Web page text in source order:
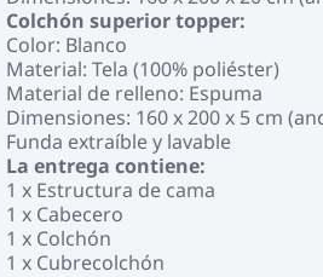
Colchón superior topper:
Color: Blanco
Material: Tela (100% poliéster)
Material de relleno: Espuma
Dimensiones: 160 x 200 x 5 cm
Funda extraíble y lavable
La entrega contiene:
1 x Estructura de cama
1 x Cabecero
1 x Colchón
1 x Cubrecolchón